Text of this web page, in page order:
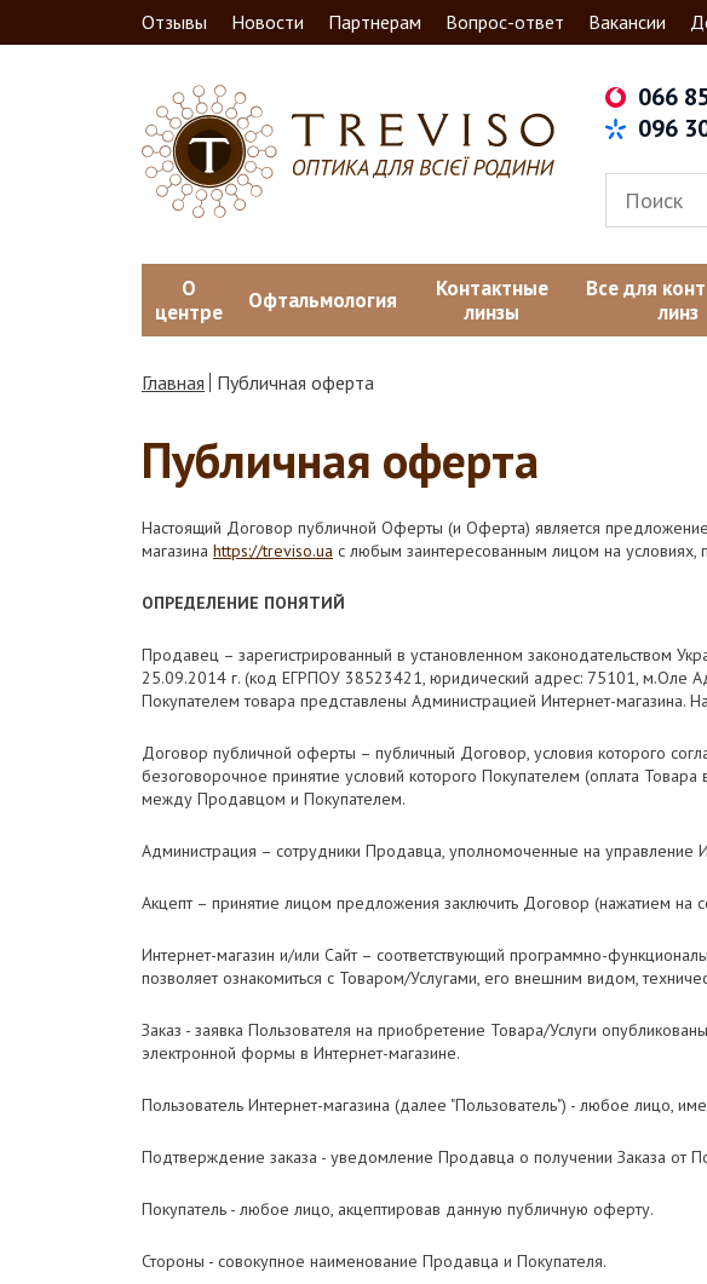
Отзывы Новости Партнерам Вопрос-ответ Вакансии
066
096
О
центре
Офтальмология
Контактные
линзы
Все для
линз
Главная Публичная оферта
Публичная оферта
Настоящий Договор публичной Оферты (и Оферта) является
магазина https://treviso.ua с любым заинтересованным лицом на условиях,
ОПРЕДЕЛЕНИЕ ПОНЯТИЙ
Продавец – зарегистрированный в установленном законодательством
25.09.2014 г. (код ЕГРПОУ 38523421, юридический адрес: 75101, м.Оле
Покупателем товара представлены Администрацией Интернет-магазина.
Договор публичной оферты – публичный Договор, условия которого
безоговорочное принятие условий которого Покупателем (оплата Товара
между Продавцом и Покупателем.
Администрация – сотрудники Продавца, уполномоченные на управление
Акцепт – принятие лицом предложения заключить Договор (нажатием на
Интернет-магазин и/или Сайт – соответствующий программно-
позволяет ознакомиться с Товаром/Услугами, его внешним видом,
Заказ - заявка Пользователя на приобретение Товара/Услуги
электронной формы в Интернет-магазине.
Пользователь Интернет-магазина (далее "Пользователь") - любое лицо,
Подтверждение заказа - уведомление Продавца о получении Заказа от
Покупатель - любое лицо, акцептировав данную публичную оферту.
Стороны - совокупное наименование Продавца и Покупателя.